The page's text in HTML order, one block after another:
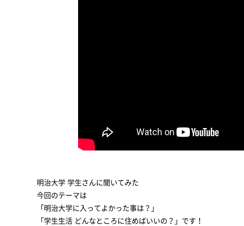
明治大学 学生さんに聞いてみた
今回のテーマは
「明治大学に入ってよかった事は？」
「学生生活 どんなところに住めばいいの？」です！